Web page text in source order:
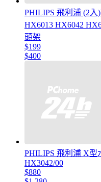
PHILIPS 飛利浦 (2
HX6013 HX6042
頭架
$199
$400
PHILIPS 飛利浦 X
HX3042/00
$880